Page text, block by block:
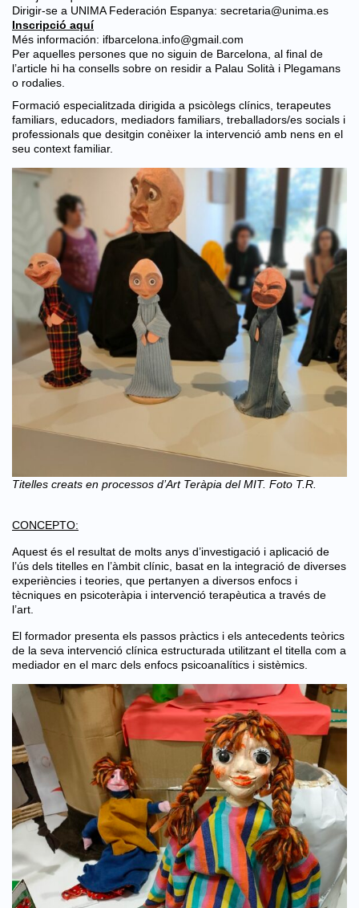
Dirigir-se a UNIMA Federación Espanya: secretaria@unima.es
Inscripció aquí
Més información: ifbarcelona.info@gmail.com
Per aquelles persones que no siguin de Barcelona, al final de
l’article hi ha consells sobre on residir a Palau Solità i Plegamans
o rodalies.
Formació especialitzada dirigida a psicòlegs clínics, terapeutes
familiars, educadors, mediadors familiars, treballadors/es socials i
professionals que desitgin conèixer la intervenció amb nens en el
seu context familiar.
Titelles creats en processos d’Art Teràpia del MIT. Foto T.R.
CONCEPTO:
Aquest és el resultat de molts anys d’investigació i aplicació de
l’ús dels titelles en l’àmbit clínic, basat en la integració de diverses
experiències i teories, que pertanyen a diversos enfocs i
tècniques en psicoteràpia i intervenció terapèutica a través de
l’art.
El formador presenta els passos pràctics i els antecedents teòrics
de la seva intervenció clínica estructurada utilitzant el titella com a
mediador en el marc dels enfocs psicoanalítics i sistèmics.